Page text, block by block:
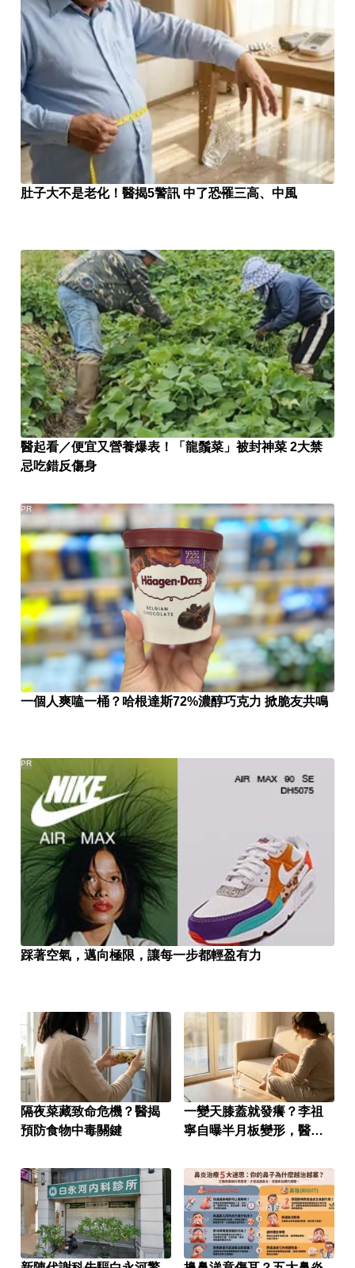
肚子大不是老化！醫揭5警訊 中了恐罹三高、中風
醫起看／便宜又營養爆表！「龍鬚菜」被封神菜 2大禁
忌吃錯反傷身
一個人爽嗑一桶？哈根達斯72%濃醇巧克力 掀脆友共鳴
PR
踩著空氣，邁向極限，讓每一步都輕盈有力
PR
隔夜菜藏致命危機？醫揭
預防食物中毒關鍵
一變天膝蓋就發癢？李祖
寧自曝半月板變形，醫揭